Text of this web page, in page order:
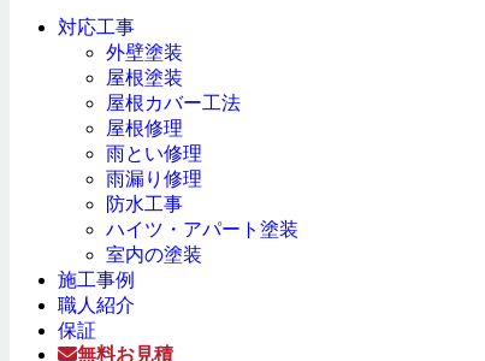
対応工事
外壁塗装
屋根塗装
屋根カバー工法
屋根修理
雨とい修理
雨漏り修理
防水工事
ハイツ・アパート塗装
室内の塗装
施工事例
職人紹介
保証
無料お見積